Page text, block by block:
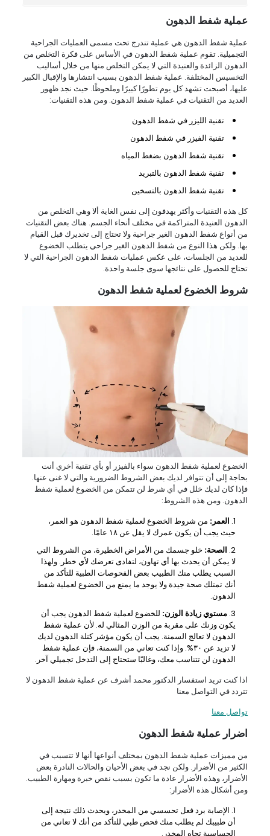
عملية شفط الدهون
عملية شفط الدهون هي عملية تندرج تحت مسمى العمليات الجراحية
التجميلية. تقوم عملية شفط الدهون في الأساس على فكرة التخلص من
الدهون الزائدة والعنيدة التي لا يمكن التخلص منها من خلال أساليب
التخسيس المختلفة. عملية شفط الدهون بسبب انتشارها والإقبال الكبير
عليها، أصبحت تشهد كل يوم تطورًا كبيرًا وملحوظًا. حيث نجد ظهور
العديد من التقنيات في عملية شفط الدهون. ومن هذه التقنيات:
تقنية الليزر في شفط الدهون
تقنية الفيزر في شفط الدهون
تقنية شفط الدهون بضغط المياه
تقنية شفط الدهون بالتبريد
تقنية شفط الدهون بالتسخين
كل هذه التقنيات وأكثر يهدفون إلى نفس الغاية ألا وهي التخلص من
الدهون العنيدة المتراكمة في مختلف أنحاء الجسم. هناك بعض التقنيات
من أنواع شفط الدهون الغير جراحية ولا تحتاج إلى تخديرك قبل القيام
بها. ولكن هذا النوع من شفط الدهون الغير جراحي يتطلب الخضوع
للعديد من الجلسات، على عكس عمليات شفط الدهون الجراحية التي لا
تحتاج للحصول على نتائجها سوى جلسة واحدة.
شروط الخضوع لعملية شفط الدهون
الخضوع لعملية شفط الدهون سواء بالفيزر أو بأي تقنية أخري أنت
بحاجة إلى أن تتوافر لديك بعض الشروط الضرورية والتي لا غنى عنها.
فإذا كان لديك خلل في أي شرط لن تتمكن من الخضوع لعملية شفط
الدهون. ومن هذه الشروط:
العمر: من شروط الخضوع لعملية شفط الدهون هو العمر،
حيث يجب أن يكون عمرك لا يقل عن ١٨ عامًا.
الصحة: خلو جسمك من الأمراض الخطيرة، من الشروط التي
لا يمكن أن يحدث بها أي تهاون، لتفادى تعرضك لأي خطر. ولهذا
السبب يطلب منك الطبيب بعض الفحوصات الطبية للتأكد من
أنك تمتلك صحة جيدة ولا يوجد ما يمنع من الخضوع لعملية شفط
الدهون.
مستوي زيادة الوزن: للخضوع لعملية شفط الدهون يجب أن
يكون وزنك على مقربة من الوزن المثالي له. لأن عملية شفط
الدهون لا تعالج السمنة. يجب أن يكون مؤشر كتلة الدهون لديك
لا تزيد عن ٣٠%. وإذا كنت تعاني من السمنة، فإن عملية شفط
الدهون لن تتناسب معك، وغالبًا ستحتاج إلى التدخل تجميلي آخر.
اذا كنت تريد استفسار الدكتور محمد أشرف عن عملية شفط الدهون لا
تتردد في التواصل معنا
تواصل معنا
اضرار عملية شفط الدهون
من مميزات عملية شفط الدهون بمختلف أنواعها أنها لا تتسبب في
الكثير من الأضرار. ولكن نجد في بعض الأحيان والحالات النادرة بعض
الأضرار، وهذه الأضرار عادة ما تكون بسبب نقص خبرة ومهارة الطبيب.
ومن أشكال هذه الأضرار:
الإصابة برد فعل تحسسي من المخدر، ويحدث ذلك نتيجة إلى
أن طبيبك لم يطلب منك فحص طبي للتأكد من أنك لا تعاني من
الحساسية تجاه المخدر.